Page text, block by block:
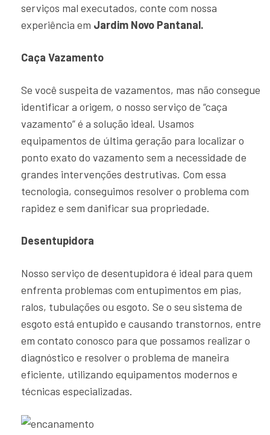
serviços mal executados, conte com nossa
experiência em Jardim Novo Pantanal.
Caça Vazamento
Se você suspeita de vazamentos, mas não consegue
identificar a origem, o nosso serviço de “caça
vazamento” é a solução ideal. Usamos
equipamentos de última geração para localizar o
ponto exato do vazamento sem a necessidade de
grandes intervenções destrutivas. Com essa
tecnologia, conseguimos resolver o problema com
rapidez e sem danificar sua propriedade.
Desentupidora
Nosso serviço de desentupidora é ideal para quem
enfrenta problemas com entupimentos em pias,
ralos, tubulações ou esgoto. Se o seu sistema de
esgoto está entupido e causando transtornos, entre
em contato conosco para que possamos realizar o
diagnóstico e resolver o problema de maneira
eficiente, utilizando equipamentos modernos e
técnicas especializadas.